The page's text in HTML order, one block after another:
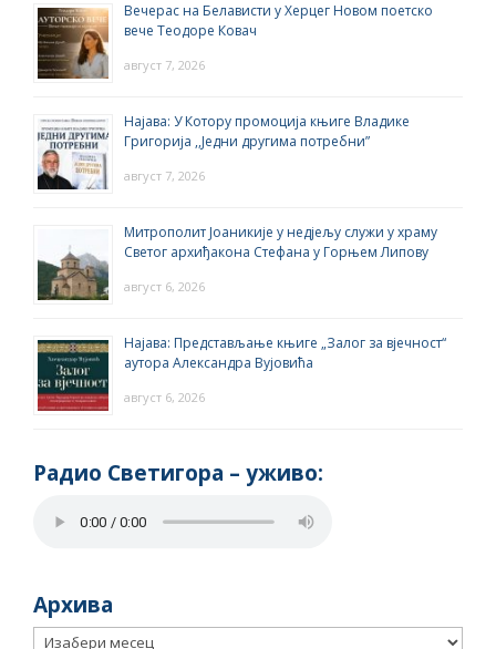
Вечерас на Белависти у Херцег Новом поетско
вече Теодоре Ковач
август 7, 2026
Најава: У Котору промоција књиге Владике
Григорија ,,Једни другима потребни”
август 7, 2026
Митрополит Јоаникије у недјељу служи у храму
Светог архиђакона Стефана у Горњем Липову
август 6, 2026
Најава: Представљање књиге „Залог за вјечност“
аутора Александра Вујовића
август 6, 2026
Радио Светигора – yживо:
Архива
Архива